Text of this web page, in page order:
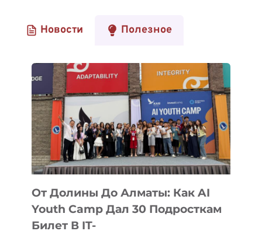
Новости Полезное
От Долины До Алматы: Как AI
Youth Camp Дал 30 Подросткам
Билет В IT-